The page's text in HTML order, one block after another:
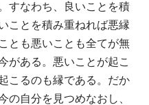
すなわち、良いことを積
ことを積み重ねれば悪縁
とも悪いことも全てが無
がある。悪いことが起こ
こるのも縁である。だか
の自分を見つめなおし、